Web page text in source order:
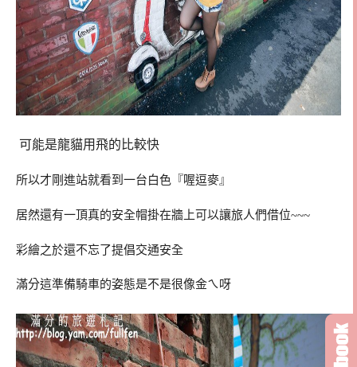
可能是龍貓用飛的比較快
所以才剛進站就看到一台白色『喔逗麥』
居然還有一頂真的安全帽掛在牆上可以讓旅人們借位~~~
彩繪之於還不忘了提倡交通安全
滿分這準備騎車的姿態是不是很像金ㄟ呀